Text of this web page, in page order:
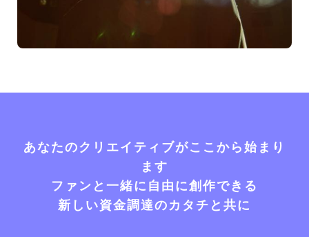
あなたのクリエイティブがここから始まり
ます
ファンと一緒に自由に創作できる
新しい資金調達のカタチと共に